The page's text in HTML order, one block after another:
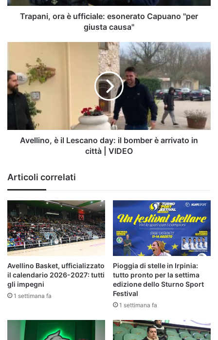
causa"
Trapani, ora è ufficiale: esonerato Capuano "per
giusta causa"
Lescano
day:
bomber
arrivato
Avellino, è il Lescano day: il bomber è arrivato in
città | VIDEO
Articoli correlati
Avellino Basket, ufficializzato
il calendario 2026-2027: tutti
gli impegni
1 settimana fa
Pioggia di stelle in Irpinia:
tutto pronto per la settima
edizione dello Sturno Sport
Festival
1 settimana fa